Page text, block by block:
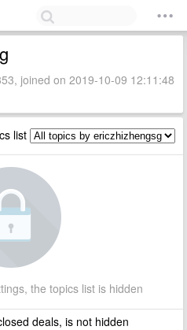
joined on 2019-10-09 12:11:48
list
the topics list is hidden
deals, is not hidden